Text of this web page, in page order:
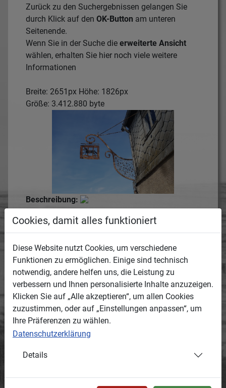
Zurück zu den Suchergebnissen gelangen Sie
durch Klick auf den OK-Button am unteren
Seitenende.
Wenn Sie in der Suche die erweiterte Ansicht
wählen, erhalten Sie hier noch viele weitere
Informationen
Breite: 2651px Höhe: 1826px
Größe: 3.412.880 byte
Beschreibung:
Ein aus Eisen geschmiedetes Wirtshausschild
mit Bemalung zeigt ein schwarzes Ross ohne
Reiter, mit Zaumzeug und Sattel , der Träger ist
mit vielen kleinen Rosen verziert. Das Schild
wurde 1835 hergestellt.
Entstanden:
Termin oder Zeitraum, wann das Medium
entstanden ist.
2021
Ort:
Cookies, damit alles funktioniert
Diese Website nutzt Cookies, um verschiedene
Funktionen zu ermöglichen. Einige sind technisch
notwendig, andere helfen uns, die Leistung zu
verbessern und Ihnen personalisierte Inhalte anzuzeigen.
Klicken Sie auf „Alle akzeptieren“, um allen Cookies
zuzustimmen, oder auf „Einstellungen anpassen“, um
Ihre Präferenzen zu wählen.
Datenschutzerklärung
Details